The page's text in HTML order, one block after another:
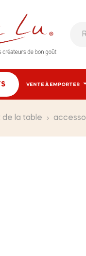
VENTE À EMPORTER
de la table